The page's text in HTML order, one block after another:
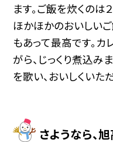
ます。ご飯を炊くのは
ほかほかのおいしい
もあって最高です。
がら、じっくり煮込み
を歌い、おいしくいた
さようなら、